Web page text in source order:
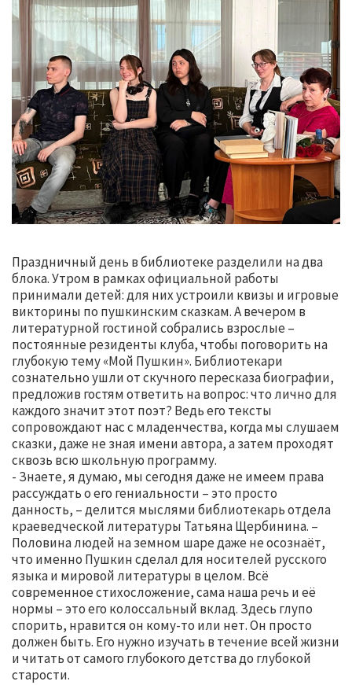
Праздничный день в библиотеке разделили на два
блока. Утром в рамках официальной работы
принимали детей: для них устроили квизы и игровые
викторины по пушкинским сказкам. А вечером в
литературной гостиной собрались взрослые –
постоянные резиденты клуба, чтобы поговорить на
глубокую тему «Мой Пушкин». Библиотекари
сознательно ушли от скучного пересказа биографии,
предложив гостям ответить на вопрос: что лично для
каждого значит этот поэт? Ведь его тексты
сопровождают нас с младенчества, когда мы слушаем
сказки, даже не зная имени автора, а затем проходят
сквозь всю школьную программу.
- Знаете, я думаю, мы сегодня даже не имеем права
рассуждать о его гениальности – это просто
данность, – делится мыслями библиотекарь отдела
краеведческой литературы Татьяна Щербинина. –
Половина людей на земном шаре даже не осознаёт,
что именно Пушкин сделал для носителей русского
языка и мировой литературы в целом. Всё
современное стихосложение, сама наша речь и её
нормы – это его колоссальный вклад. Здесь глупо
спорить, нравится он кому-то или нет. Он просто
должен быть. Его нужно изучать в течение всей жизни
и читать от самого глубокого детства до глубокой
старости.